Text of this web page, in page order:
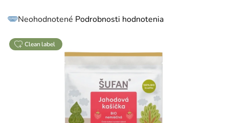
Priemerné
hodnotenie
0,0
z
5
Neohodnotené Podrobnosti hodnotenia
clean label